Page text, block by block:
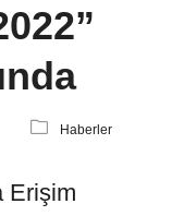
Haberler
Erişim